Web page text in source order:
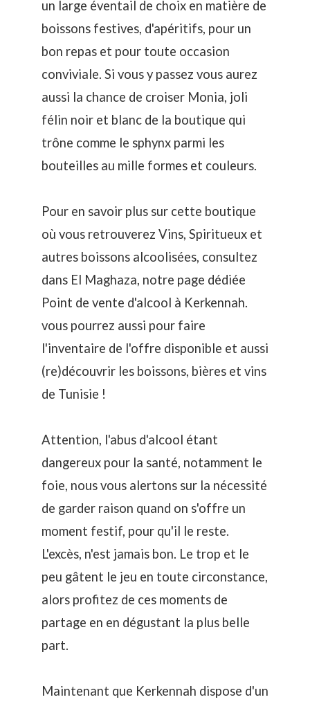
un large éventail de choix en matière de
boissons festives, d'apéritifs, pour un
bon repas et pour toute occasion
conviviale. Si vous y passez vous aurez
aussi la chance de croiser Monia, joli
félin noir et blanc de la boutique qui
trône comme le sphynx parmi les
bouteilles au mille formes et couleurs.
Pour en savoir plus sur cette boutique
où vous retrouverez Vins, Spiritueux et
autres boissons alcoolisées, consultez
dans El Maghaza, notre page dédiée
Point de vente d'alcool à Kerkennah.
vous pourrez aussi pour faire
l'inventaire de l'offre disponible et aussi
(re)découvrir les boissons, bières et vins
de Tunisie !
Attention, l'abus d'alcool étant
dangereux pour la santé, notamment le
foie, nous vous alertons sur la nécessité
de garder raison quand on s'offre un
moment festif, pour qu'il le reste.
L'excès, n'est jamais bon. Le trop et le
peu gâtent le jeu en toute circonstance,
alors profitez de ces moments de
partage en en dégustant la plus belle
part.
Maintenant que Kerkennah dispose d'un